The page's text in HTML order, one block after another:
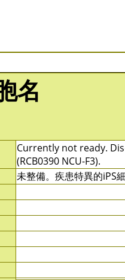
名
Currently not ready.
(RCB0390 NCU-F3).
未整備。疾患特異的iPS